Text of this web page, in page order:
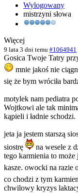
Wylogowany
mistrzyni słowa
Więcej
9 lata 3 dni temu #1064941
Gosica Twoje Tatry
mnie jakoś nie
się że bym wróciła
motylek nam pediatra
Wojtkowi ale tak
kąpieli i ładnie schodzi.
jeta ja jestem starszą
siostrę
na wesele z
tego karmienia to może
kasze. owocki na razie
co chodzi z tym
chwilowy kryzys